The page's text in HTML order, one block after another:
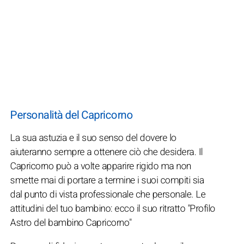
Personalità del Capricorno
La sua astuzia e il suo senso del dovere lo
aiuteranno sempre a ottenere ciò che desidera. Il
Capricorno può a volte apparire rigido ma non
smette mai di portare a termine i suoi compiti sia
dal punto di vista professionale che personale. Le
attitudini del tuo bambino: ecco il suo ritratto "Profilo
Astro del bambino Capricorno"